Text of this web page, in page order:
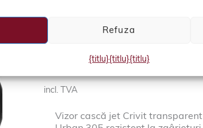
Refuza
{titlu}{titlu}{titlu}
Articolul nr. 10080
incl. TVA
Vizor cască jet Crivit transparent